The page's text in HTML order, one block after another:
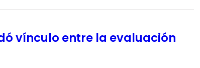
vínculo entre la evaluación